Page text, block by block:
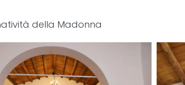
della Madonna